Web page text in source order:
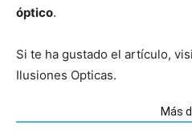
óptico.
Si te ha gustado el artículo,
Ilusiones Opticas.
Más